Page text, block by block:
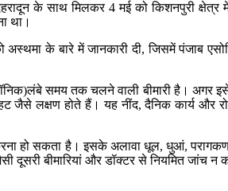
के साथ मिलकर 4 मई को किशनपुरी क्षेत्र
था।
अस्थमा के बारे में जानकारी दी, जिसमें
समय तक चलने वाली बीमारी है। अगर
लक्षण होते हैं। यह नींद, दैनिक कार्य और
हो सकता है। इसके अलावा धूल, धुआं,
दूसरी बीमारियां और डॉक्टर से नियमित जांच न